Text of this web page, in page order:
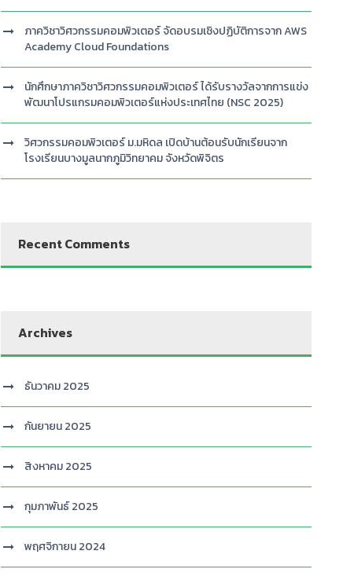
ภาควิชาวิศวกรรมคอมพิวเตอร์ จัดอบรมเชิงปฏิบัติการจาก AWS
Academy Cloud Foundations
นักศึกษาภาควิชาวิศวกรรมคอมพิวเตอร์ ได้รับรางวัลจากการแข่ง
พัฒนาโปรแกรมคอมพิวเตอร์แห่งประเทศไทย (NSC 2025)
วิศวกรรมคอมพิวเตอร์ ม.มหิดล เปิดบ้านต้อนรับนักเรียนจาก
โรงเรียนบางมูลนากภูมิวิทยาคม จังหวัดพิจิตร
Recent Comments
Archives
ธันวาคม 2025
กันยายน 2025
สิงหาคม 2025
กุมภาพันธ์ 2025
พฤศจิกายน 2024